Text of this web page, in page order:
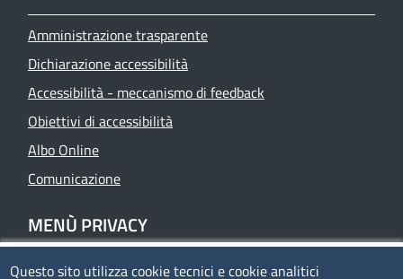
Amministrazione trasparente
Dichiarazione accessibilità
Accessibilità - meccanismo di feedback
Obiettivi di accessibilità
Albo Online
Comunicazione
MENÙ PRIVACY
Privacy
Questo sito utilizza cookie tecnici e cookie analitici